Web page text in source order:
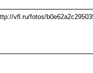
vfl.ru/fotos/